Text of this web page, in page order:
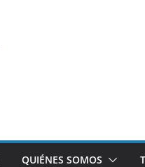
QUIÉNES SOMOS